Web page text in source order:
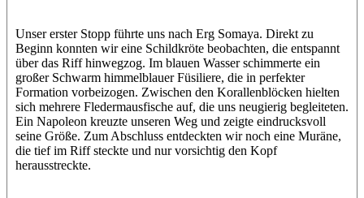
Unser erster Stopp führte uns nach Erg Somaya. Direkt zu
Beginn konnten wir eine Schildkröte beobachten, die entspannt
über das Riff hinwegzog. Im blauen Wasser schimmerte ein
großer Schwarm himmelblauer Füsiliere, die in perfekter
Formation vorbeizogen. Zwischen den Korallenblöcken hielten
sich mehrere Fledermausfische auf, die uns neugierig begleiteten.
Ein Napoleon kreuzte unseren Weg und zeigte eindrucksvoll
seine Größe. Zum Abschluss entdeckten wir noch eine Muräne,
die tief im Riff steckte und nur vorsichtig den Kopf
herausstreckte.